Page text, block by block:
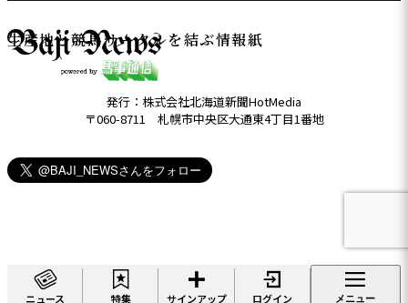
生産地と競馬サークルを結ぶ情報紙
発行：株式会社北海道新聞HotMedia
〒060-8711 札幌市中央区大通東4丁目1番地
ニュース 特集 サインアップ ログイン メニュー